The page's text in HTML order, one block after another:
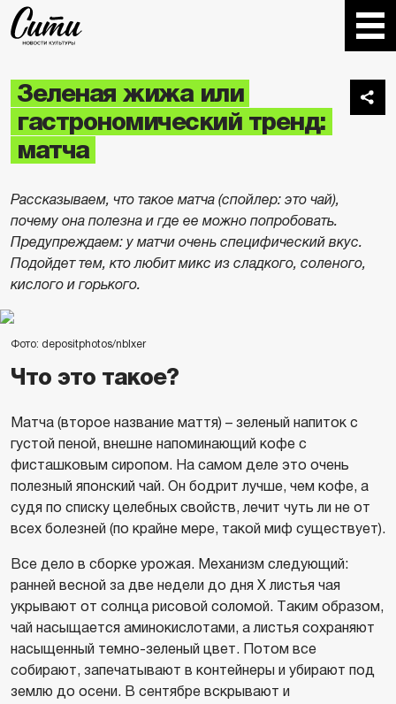
Зеленая жижа или
гастрономический тренд:
матча
Рассказываем, что такое матча (спойлер: это чай),
почему она полезна и где ее можно попробовать.
Предупреждаем: у матчи очень специфический вкус.
Подойдет тем, кто любит микс из сладкого, соленого,
кислого и горького.
Фото: depositphotos/nblxer
Что это такое?
Матча (второе название маття) – зеленый напиток с
густой пеной, внешне напоминающий кофе с
фисташковым сиропом. На самом деле это очень
полезный японский чай. Он бодрит лучше, чем кофе, а
судя по списку целебных свойств, лечит чуть ли не от
всех болезней (по крайне мере, такой миф существует).
Все дело в сборке урожая. Механизм следующий:
ранней весной за две недели до дня Х листья чая
укрывают от солнца рисовой соломой. Таким образом,
чай насыщается аминокислотами, а листья сохраняют
насыщенный темно-зеленый цвет. Потом все
собирают, запечатывают в контейнеры и убирают под
землю до осени. В сентябре вскрывают и